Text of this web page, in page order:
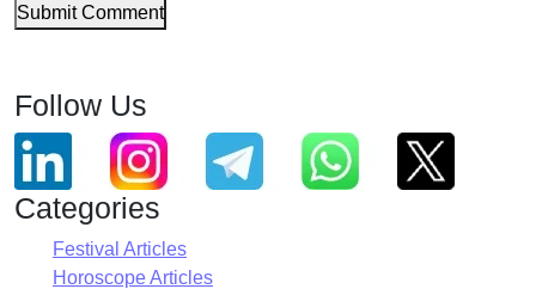
Submit Comment
Follow Us
Categories
Festival Articles
Horoscope Articles